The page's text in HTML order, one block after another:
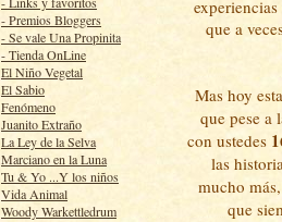
- Premios Bloggers
- Se vale Una Propinita
- Tienda OnLine
El Niño Vegetal
El Sabio
Fenómeno
Juanito Extraño
La Ley de la Selva
Marciano en la Luna
Tu & Yo ...Y los niños
Vida Animal
Woody Warkettledrum
que a
Mas hoy
que pese a
con ustedes
las
mucho
que